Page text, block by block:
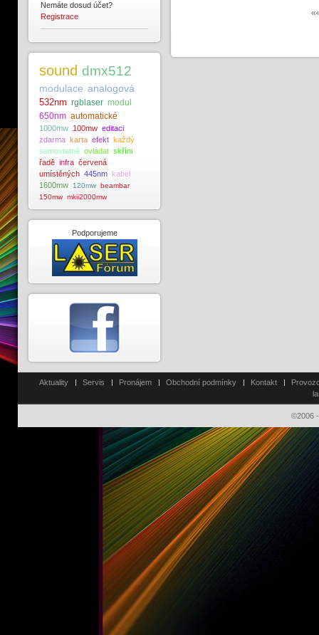
Nemáte dosud účet?
Registrace
sound dmx512
modulace analogová
532nm rgblaser modul
650nm automatické
1000mw 100mw editaci
zdarma karta efekt každý
samostatně ovládat skříni
řadě infra červená
umístěných 445nm kabel
1600mw
120mw beambar
150mw mkii2000mw
Podporujeme
Aktuality Servis Pronájem Obchodní podmínky Kontakt
©2006